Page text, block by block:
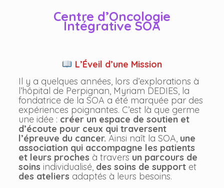
Centre d’Oncologie
Intégrative SOA
L’Éveil d’une Mission
Il y a quelques années, lors d’explorations à
l’hôpital de Perpignan, Myriam DEDIES, la
fondatrice de la SOA a été marquée par des
expériences poignantes. C’est là que germe
une idée : créer un espace de soutien et
d’écoute pour ceux qui traversent
l’épreuve du cancer. Ainsi naît la SOA, une
association qui accompagne les patients
et leurs proches à travers un parcours de
soins individualisé, des soins de supportet
des ateliers adaptés à leurs besoins.